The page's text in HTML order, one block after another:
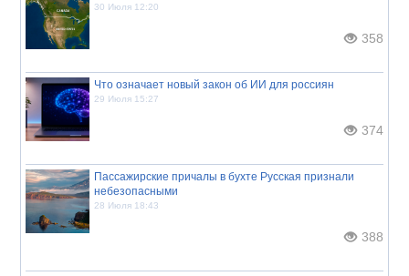
30 Июля 12:20
358
Что означает новый закон об ИИ для россиян
29 Июля 15:27
374
Пассажирские причалы в бухте Русская признали
небезопасными
28 Июля 18:43
388